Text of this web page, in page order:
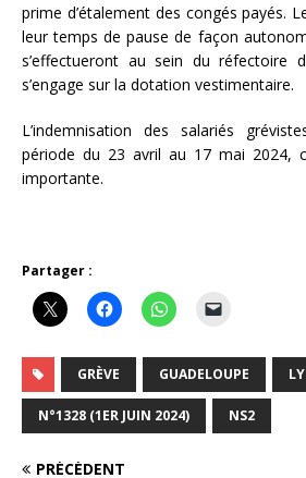
prime d’étalement des congés payés.
leur temps de pause de façon
s’effectueront au sein du réfectoire
s’engage sur la dotation vestimentaire.
L’indemnisation des salariés
période du 23 avril au 17 mai 2024,
importante.
Partager :
GRÈVE GUADELOUPE
N°1328 (1ER JUIN 2024) NS2
PRÉCÉDENT